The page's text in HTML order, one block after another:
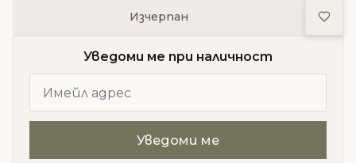
Изчерпан
Уведоми ме при наличност